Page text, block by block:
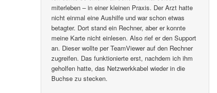
miterleben – in einer kleinen Praxis. Der Arzt hatte
nicht einmal eine Aushilfe und war schon etwas
betagter. Dort stand ein Rechner, aber er konnte
meine Karte nicht einlesen. Also rief er den Support
an. Dieser wollte per TeamViewer auf den Rechner
zugreifen. Das funktionierte erst, nachdem ich ihm
geholfen hatte, das Netzwerkkabel wieder in die
Buchse zu stecken.